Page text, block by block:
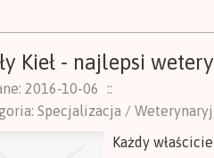
Kieł - najlepsi
2016-10-06
::
Specjalizacja /
Każdy